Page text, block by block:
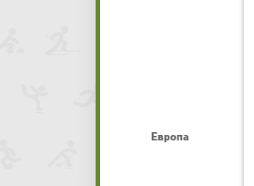
Европа